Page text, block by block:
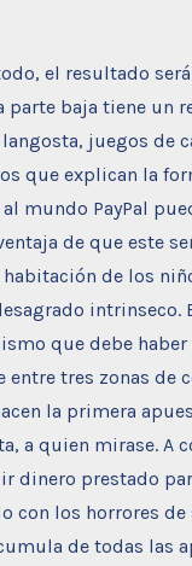
el resultado
parte baja tiene un
juegos de
que explican la
mundo PayPal
de que este
de los
que debe
entre tres zonas de
la primera
a quien mirase. A
dinero prestado
con los horrores
de todas las